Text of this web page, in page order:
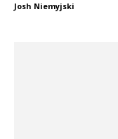
Josh Niemyjski